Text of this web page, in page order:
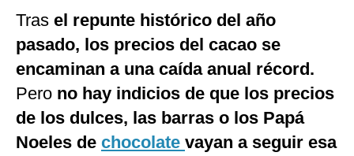
España
Internacional
Club del Suscriptor
Mix
Tras el repunte histórico del año
pasado, los precios del cacao se
encaminan a una caída anual récord.
Pero no hay indicios de que los precios
de los dulces, las barras o los Papá
Noeles de chocolate vayan a seguir esa